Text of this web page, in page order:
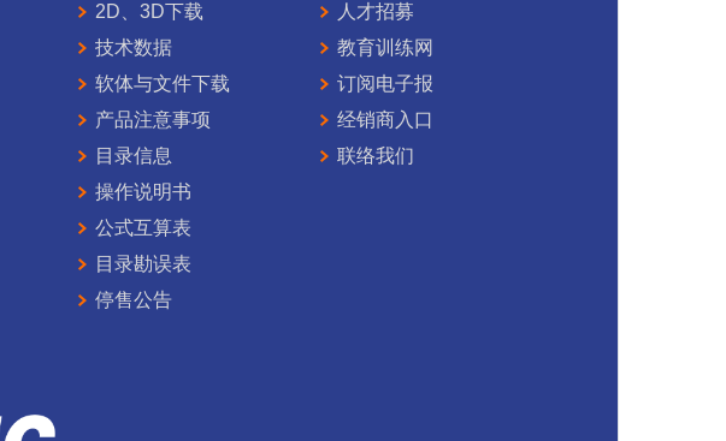
2D、3D下载
技术数据
软体与文件下载
产品注意事项
目录信息
操作说明书
公式互算表
目录勘误表
停售公告
人才招募
教育训练网
订阅电子报
经销商入口
联络我们